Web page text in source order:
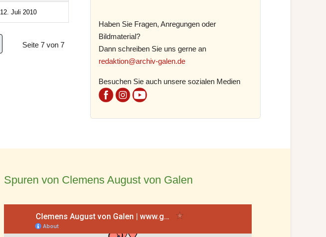
12. Juli 2010
Seite 7 von 7
Haben Sie Fragen, Anregungen oder
Bildmaterial?
Dann schreiben Sie uns gerne an
redaktion@archiv-galen.de
Besuchen Sie auch unsere sozialen Medien
Spuren von Clemens August von Galen